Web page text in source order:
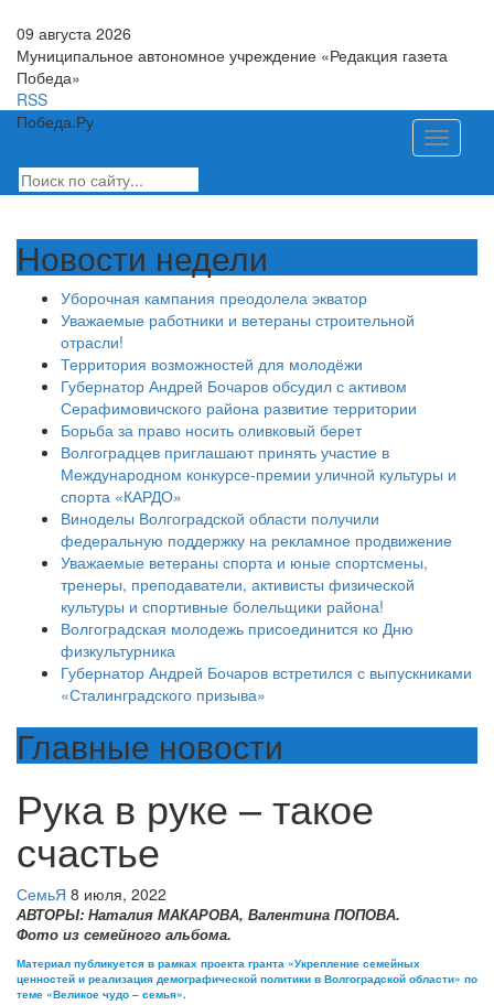
09 августа 2026
Муниципальное автономное учреждение «Редакция газета
Победа»
RSS
Победа.Ру
Toggle
Новости недели
Уборочная кампания преодолела экватор
Уважаемые работники и ветераны строительной
отрасли!
Территория возможностей для молодёжи
Губернатор Андрей Бочаров обсудил с активом
Серафимовичского района развитие территории
Борьба за право носить оливковый берет
Волгоградцев приглашают принять участие в
Международном конкурсе-премии уличной культуры и
спорта «КАРДО»
Виноделы Волгоградской области получили
федеральную поддержку на рекламное продвижение
Уважаемые ветераны спорта и юные спортсмены,
тренеры, преподаватели, активисты физической
культуры и спортивные болельщики района!
Волгоградская молодежь присоединится ко Дню
физкультурника
Губернатор Андрей Бочаров встретился с выпускниками
«Сталинградского призыва»
Главные новости
Рука в руке – такое
счастье
СемьЯ 8 июля, 2022
АВТОРЫ: Наталия МАКАРОВА, Валентина ПОПОВА.
Фото из семейного альбома.
Материал публикуется в рамках проекта гранта «Укрепление семейных
ценностей и реализация демографической политики в Волгоградской области» по
теме «Великое чудо – семья».